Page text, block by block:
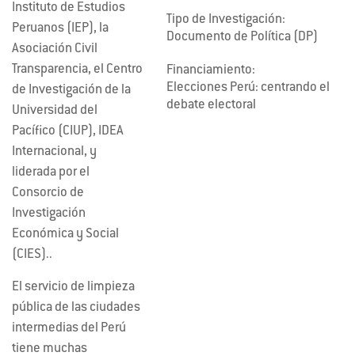
Instituto de Estudios
Peruanos (IEP), la
Asociación Civil
Transparencia, el Centro
de Investigación de la
Universidad del
Pacífico (CIUP), IDEA
Internacional, y
liderada por el
Consorcio de
Investigación
Económica y Social
(CIES)..
El servicio de limpieza
pública de las ciudades
intermedias del Perú
tiene muchas
Tipo de Investigación:
Documento de Política (DP)
Financiamiento:
Elecciones Perú: centrando el
debate electoral